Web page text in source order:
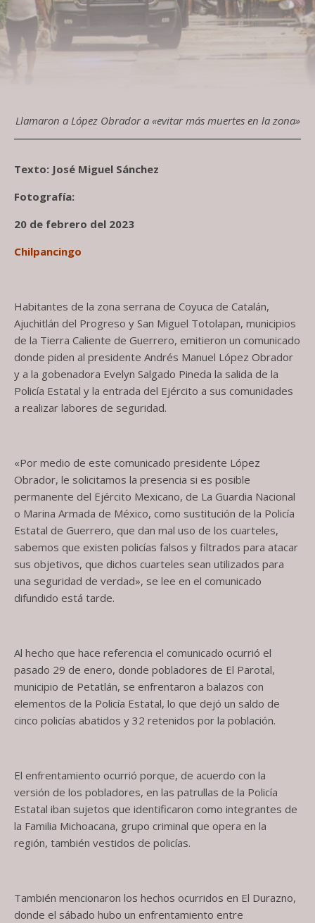
Llamaron a López Obrador a «evitar más muertes en la zona»
Texto: José Miguel Sánchez
Fotografía:
20 de febrero del 2023
Chilpancingo
Habitantes de la zona serrana de Coyuca de Catalán,
Ajuchitlán del Progreso y San Miguel Totolapan, municipios
de la Tierra Caliente de Guerrero, emitieron un comunicado
donde piden al presidente Andrés Manuel López Obrador
y a la gobenadora Evelyn Salgado Pineda la salida de la
Policía Estatal y la entrada del Ejército a sus comunidades
a realizar labores de seguridad.
«Por medio de este comunicado presidente López
Obrador, le solicitamos la presencia si es posible
permanente del Ejército Mexicano, de La Guardia Nacional
o Marina Armada de México, como sustitución de la Policía
Estatal de Guerrero, que dan mal uso de los cuarteles,
sabemos que existen policías falsos y filtrados para atacar
sus objetivos, que dichos cuarteles sean utilizados para
una seguridad de verdad», se lee en el comunicado
difundido está tarde.
Al hecho que hace referencia el comunicado ocurrió el
pasado 29 de enero, donde pobladores de El Parotal,
municipio de Petatlán, se enfrentaron a balazos con
elementos de la Policía Estatal, lo que dejó un saldo de
cinco policías abatidos y 32 retenidos por la población.
El enfrentamiento ocurrió porque, de acuerdo con la
versión de los pobladores, en las patrullas de la Policía
Estatal iban sujetos que identificaron como integrantes de
la Familia Michoacana, grupo criminal que opera en la
región, también vestidos de policías.
También mencionaron los hechos ocurridos en El Durazno,
donde el sábado hubo un enfrentamiento entre